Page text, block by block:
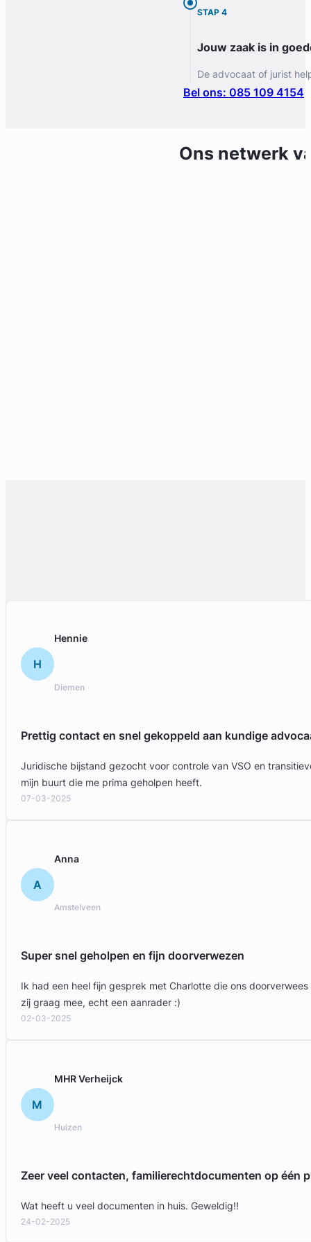
STAP 4
Jouw zaak is in
De advocaat of jurist
Bel ons: 085 109 4154
Ons netwerk
H
Hennie
Diemen
Prettig contact en snel gekoppeld aan kundige
Juridische bijstand gezocht voor controle van VSO en
mijn buurt die me prima geholpen heeft.
07-03-2025
A
Anna
Amstelveen
Super snel geholpen en fijn doorverwezen
Ik had een heel fijn gesprek met Charlotte die ons
zij graag mee, echt een aanrader :)
02-03-2025
M
MHR Verheijck
Huizen
Zeer veel contacten, familierechtdocumenten op één
Wat heeft u veel documenten in huis. Geweldig!!
24-02-2025